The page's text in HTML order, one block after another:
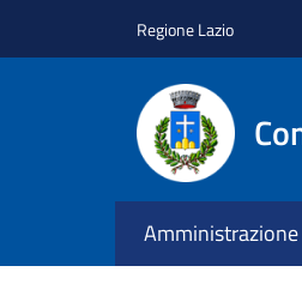
Regione Lazio
Amministrazione